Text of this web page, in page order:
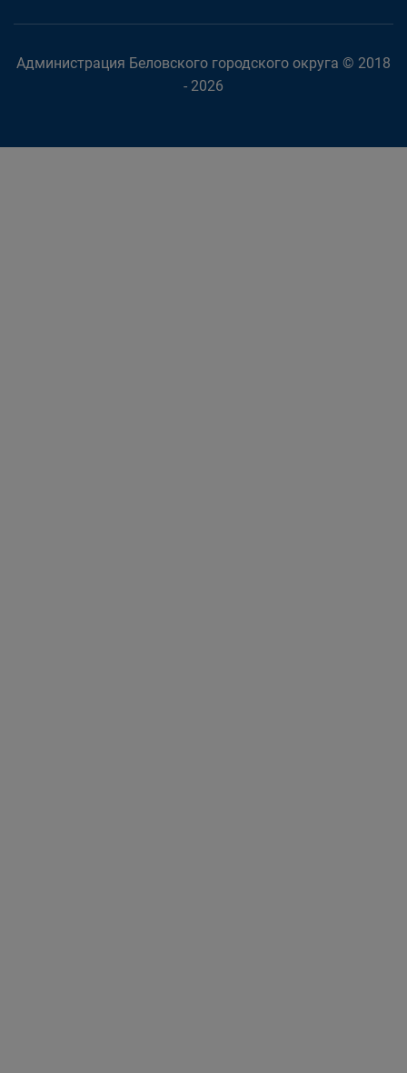
Администрация Беловского городского округа © 2018
- 2026